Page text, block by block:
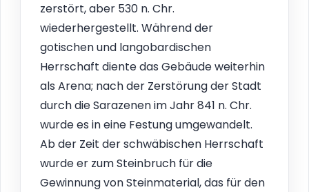
zerstört, aber 530 n. Chr.
wiederhergestellt. Während der
gotischen und langobardischen
Herrschaft diente das Gebäude weiterhin
als Arena; nach der Zerstörung der Stadt
durch die Sarazenen im Jahr 841 n. Chr.
wurde es in eine Festung umgewandelt.
Ab der Zeit der schwäbischen Herrschaft
wurde er zum Steinbruch für die
Gewinnung von Steinmaterial, das für den